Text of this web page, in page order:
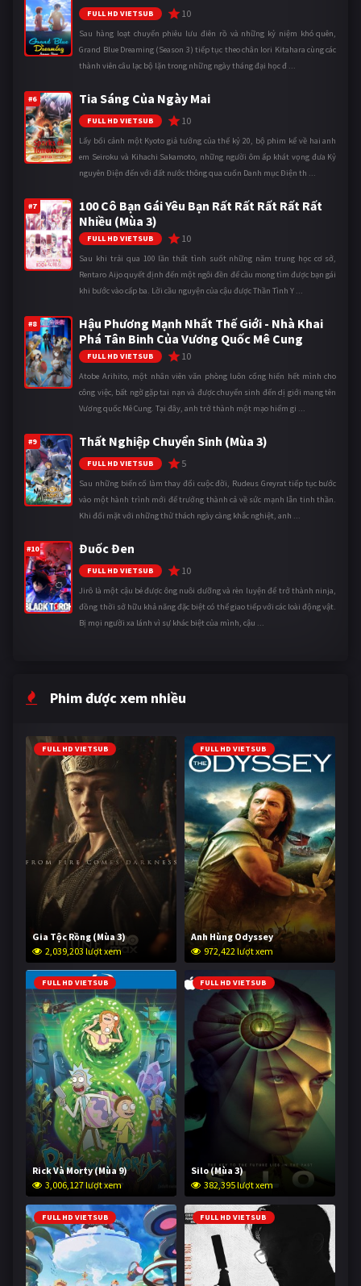
FULL HD VIETSUB 10
Sau hàng loạt chuyến phiêu lưu điên rồ và những kỷ niệm khó quên,
Grand Blue Dreaming (Season 3) tiếp tục theo chân Iori Kitahara cùng các
thành viên câu lạc bộ lặn trong những ngày tháng đại học đ ...
#6 Tia Sáng Của Ngày Mai
FULL HD VIETSUB 10
Lấy bối cảnh một Kyoto giả tưởng của thế kỷ 20, bộ phim kể về hai anh
em Seiroku và Kihachi Sakamoto, những người ôm ấp khát vọng đưa Kỷ
nguyên Điện đến với đất nước thông qua cuốn Danh mục Điện th ...
#7
100 Cô Bạn Gái Yêu Bạn Rất Rất Rất Rất Rất
Nhiều (Mùa 3)
FULL HD VIETSUB 10
Sau khi trải qua 100 lần thất tình suốt những năm trung học cơ sở,
Rentaro Aijo quyết định đến một ngôi đền để cầu mong tìm được bạn gái
khi bước vào cấp ba. Lời cầu nguyện của cậu được Thần Tình Y ...
#8
Hậu Phương Mạnh Nhất Thế Giới - Nhà Khai
Phá Tân Binh Của Vương Quốc Mê Cung
FULL HD VIETSUB 10
Atobe Arihito, một nhân viên văn phòng luôn cống hiến hết mình cho
công việc, bất ngờ gặp tai nạn và được chuyển sinh đến dị giới mang tên
Vương quốc Mê Cung. Tại đây, anh trở thành một mạo hiểm gi ...
#9 Thất Nghiệp Chuyển Sinh (Mùa 3)
FULL HD VIETSUB 5
Sau những biến cố làm thay đổi cuộc đời, Rudeus Greyrat tiếp tục bước
vào một hành trình mới để trưởng thành cả về sức mạnh lẫn tinh thần.
Khi đối mặt với những thử thách ngày càng khắc nghiệt, anh ...
#10 Đuốc Đen
FULL HD VIETSUB 10
Jirô là một cậu bé được ông nuôi dưỡng và rèn luyện để trở thành ninja,
đồng thời sở hữu khả năng đặc biệt có thể giao tiếp với các loài động vật.
Bị mọi người xa lánh vì sự khác biệt của mình, cậu ...
Phim được xem nhiều
FULL HD VIETSUB
Gia Tộc Rồng (Mùa 3)
2,039,203 lượt xem
FULL HD VIETSUB
Anh Hùng Odyssey
972,422 lượt xem
FULL HD VIETSUB
Rick Và Morty (Mùa 9)
3,006,127 lượt xem
FULL HD VIETSUB
Silo (Mùa 3)
382,395 lượt xem
FULL HD VIETSUB FULL HD VIETSUB